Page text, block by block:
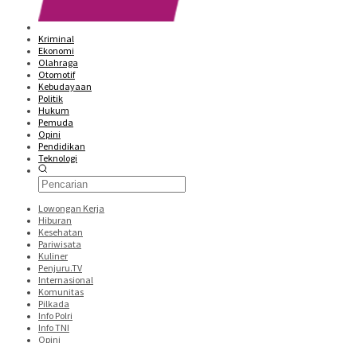
Kriminal
Ekonomi
Olahraga
Otomotif
Kebudayaan
Politik
Hukum
Pemuda
Opini
Pendidikan
Teknologi
Lowongan Kerja
Hiburan
Kesehatan
Pariwisata
Kuliner
Penjuru.TV
Internasional
Komunitas
Pilkada
Info Polri
Info TNI
Opini